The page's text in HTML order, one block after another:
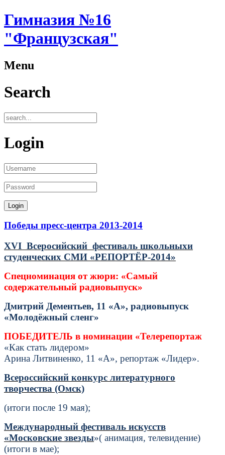
Гимназия №16
"Французская"
Menu
Search
Login
Победы пресс-центра 2013-2014
XVI Всеросийский фестиваль школьныхи
студенческих СМИ «РЕПОРТЁР-2014»
Спецноминация от жюри: «Самый
содержательный радиовыпуск»
Дмитрий Дементьев, 11 «А», радиовыпуск
«Молодёжный сленг»
ПОБЕДИТЕЛЬ в номинации «Телерепортаж
«Как стать лидером»
Арина Литвиненко, 11 «А», репортаж «Лидер».
Всероссийский конкурс литературного
творчества (Омск)
(итоги после 19 мая);
Международный фестиваль искусств
«Московские звезды»( анимация, телевидение)
(итоги в мае);